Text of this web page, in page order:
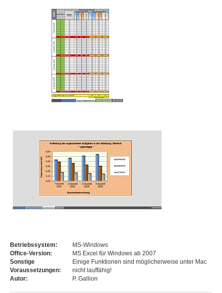
Betriebssystem:
MS-Windows
Office-Version:
MS Excel für Windows ab 2007
Sonstige
Voraussetzungen:
Einige Funktionen sind möglicherweise unter Mac
nicht lauffähig!
Autor:
P. Gallion